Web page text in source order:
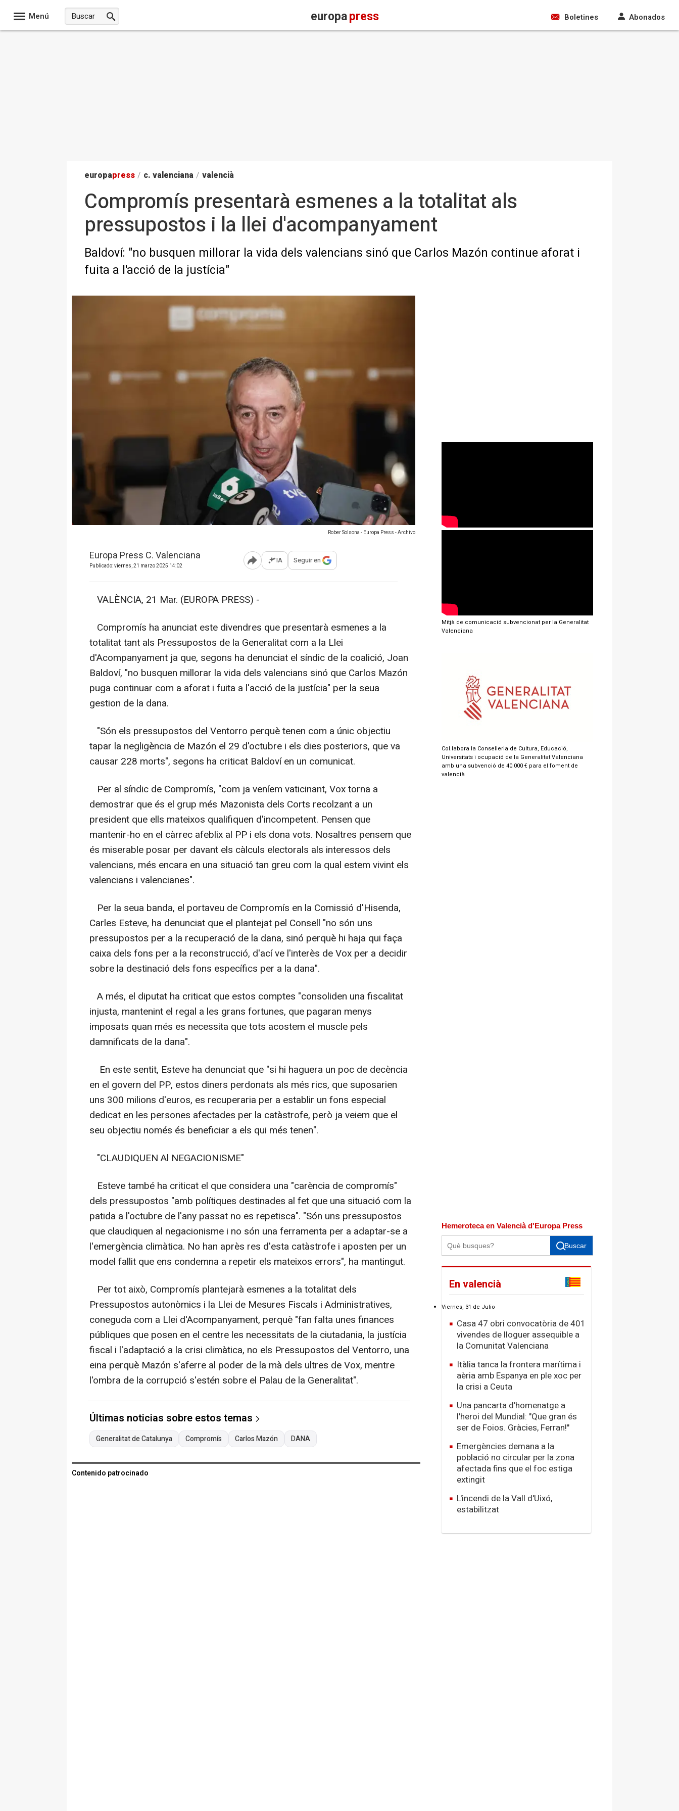
Menú europapress Boletines Abonados
europapress / c. valenciana / valencià
Compromís presentarà esmenes a la totalitat als
pressupostos i la llei d'acompanyament
Baldoví: "no busquen millorar la vida dels valencians sinó que Carlos Mazón continue aforat i
fuita a l'acció de la justícia"
Rober Solsona - Europa Press - Archivo
Europa Press C. Valenciana
Publicado: viernes, 21 marzo 2025 14:02 Abrir opciones para compartir
IA Seguir en
VALÈNCIA, 21 Mar. (EUROPA PRESS) -
Compromís ha anunciat este divendres que presentarà esmenes a la
totalitat tant als Pressupostos de la Generalitat com a la Llei
d'Acompanyament ja que, segons ha denunciat el síndic de la coalició, Joan
Baldoví, "no busquen millorar la vida dels valencians sinó que Carlos Mazón
puga continuar com a aforat i fuita a l'acció de la justícia" per la seua
gestion de la dana.
"Són els pressupostos del Ventorro perquè tenen com a únic objectiu
tapar la negligència de Mazón el 29 d'octubre i els dies posteriors, que va
causar 228 morts", segons ha criticat Baldoví en un comunicat.
Per al síndic de Compromís, "com ja veníem vaticinant, Vox torna a
demostrar que és el grup més Mazonista dels Corts recolzant a un
president que ells mateixos qualifiquen d'incompetent. Pensen que
mantenir-ho en el càrrec afeblix al PP i els dona vots. Nosaltres pensem que
és miserable posar per davant els càlculs electorals als interessos dels
valencians, més encara en una situació tan greu com la qual estem vivint els
valencians i valencianes".
Per la seua banda, el portaveu de Compromís en la Comissió d'Hisenda,
Carles Esteve, ha denunciat que el plantejat pel Consell "no són uns
pressupostos per a la recuperació de la dana, sinó perquè hi haja qui faça
caixa dels fons per a la reconstrucció, d'ací ve l'interès de Vox per a decidir
sobre la destinació dels fons específics per a la dana".
A més, el diputat ha criticat que estos comptes "consoliden una fiscalitat
injusta, mantenint el regal a les grans fortunes, que pagaran menys
imposats quan més es necessita que tots acostem el muscle pels
damnificats de la dana".
En este sentit, Esteve ha denunciat que "si hi haguera un poc de decència
en el govern del PP, estos diners perdonats als més rics, que suposarien
uns 300 milions d'euros, es recuperaria per a establir un fons especial
dedicat en les persones afectades per la catàstrofe, però ja veiem que el
seu objectiu només és beneficiar a els qui més tenen".
"CLAUDIQUEN Al NEGACIONISME"
Esteve també ha criticat el que considera una "carència de compromís"
dels pressupostos "amb polítiques destinades al fet que una situació com la
patida a l'octubre de l'any passat no es repetisca". "Són uns pressupostos
que claudiquen al negacionisme i no són una ferramenta per a adaptar-se a
l'emergència climàtica. No han après res d'esta catàstrofe i aposten per un
model fallit que ens condemna a repetir els mateixos errors", ha mantingut.
Per tot això, Compromís plantejarà esmenes a la totalitat dels
Pressupostos autonòmics i la Llei de Mesures Fiscals i Administratives,
coneguda com a Llei d'Acompanyament, perquè "fan falta unes finances
públiques que posen en el centre les necessitats de la ciutadania, la justícia
fiscal i l'adaptació a la crisi climàtica, no els Pressupostos del Ventorro, una
eina perquè Mazón s'aferre al poder de la mà dels ultres de Vox, mentre
l'ombra de la corrupció s'estén sobre el Palau de la Generalitat".
Últimas noticias sobre estos temas
Generalitat de Catalunya Compromís Carlos Mazón DANA
Contenido patrocinado
Mitjà de comunicació subvencionat per la Generalitat
Valenciana
Col.labora la Conselleria de Cultura, Educació,
Universitats i ocupació de la Generalitat Valenciana
amb una subvenció de 40.000 € para el foment de
valencià
Hemeroteca en Valencià d'Europa Press
Buscar
En valencià
Viernes, 31 de Julio
Casa 47 obri convocatòria de 401
vivendes de lloguer assequible a
la Comunitat Valenciana
Itàlia tanca la frontera marítima i
aèria amb Espanya en ple xoc per
la crisi a Ceuta
Una pancarta d'homenatge a
l'heroi del Mundial: "Que gran és
ser de Foios. Gràcies, Ferran!"
Emergències demana a la
població no circular per la zona
afectada fins que el foc estiga
extingit
L'incendi de la Vall d'Uixó,
estabilitzat